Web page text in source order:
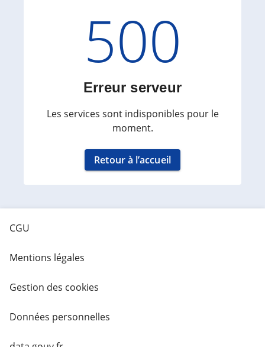
Code
500
Erreur serveur
Les services sont indisponibles pour le
moment.
Retour à l’accueil
CGU
Mentions légales
Gestion des cookies
Données personnelles